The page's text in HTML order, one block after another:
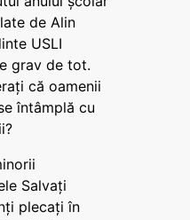
de Alin
USLI
grav de tot.
că oamenii
întâmplă cu
Salvați
plecați în